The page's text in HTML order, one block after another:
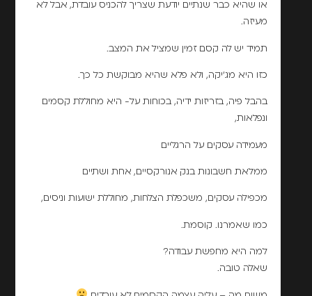
או שהיא כבר שנתיים יודעת שצריך להכניס עובדת, אבל לא
מעיזה.
תמיד יש לה קסם זמין שמציל את המצב.
כזו היא מג'יקה, ולא פלא שהיא מבוקשת כל כך.
בהבל פיה, בזריזות ידיה, בכוחות על- היא מחוללת קסמים
ונפלאות,
מעמידה עסקים על הרגליים
ממלאת חשבונות בנק אנורקסיים, אחת ושתיים
מכפילה עסקים, משכפלת הצלחות, מחוללת ישועות וניסים,
כמו שאמרנו. קוסמת.
למה היא מחפשת עבודה?
שאלה טובה.